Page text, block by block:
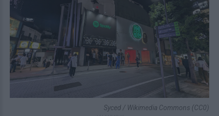
Syced / Wikimedia Commons (CC0)